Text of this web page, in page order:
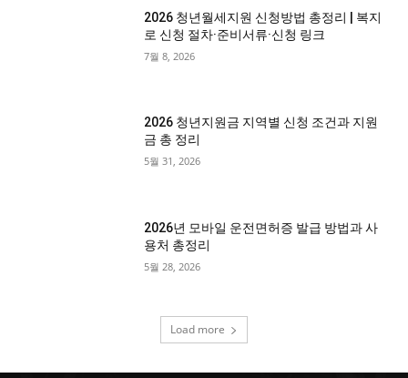
2026 청년월세지원 신청방법 총정리 | 복지
로 신청 절차·준비서류·신청 링크
7월 8, 2026
2026 청년지원금 지역별 신청 조건과 지원
금 총 정리
5월 31, 2026
2026년 모바일 운전면허증 발급 방법과 사
용처 총정리
5월 28, 2026
Load more